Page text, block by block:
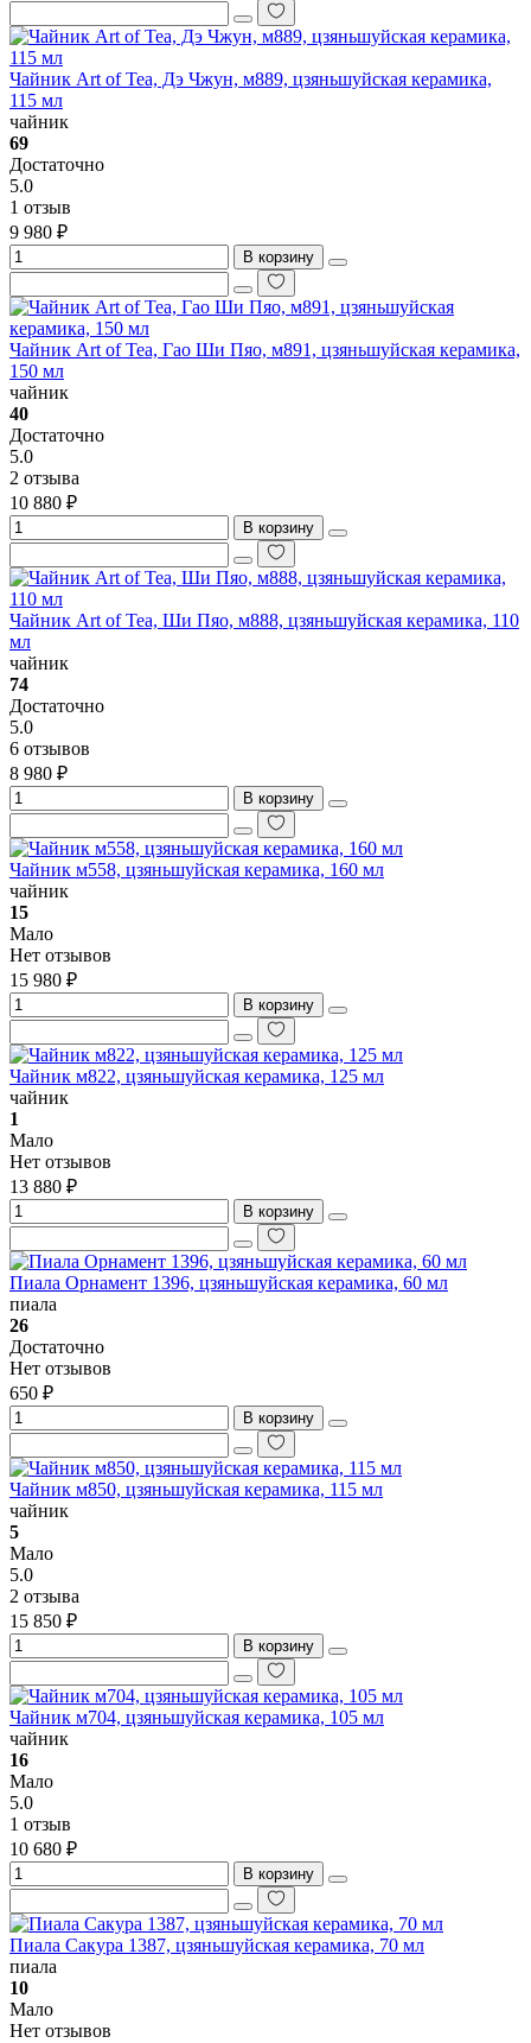
Чайник Art of Tea, Дэ Чжун, м889, цзяньшуйская керамика,
115 мл
чайник
69
Достаточно
5.0
1 отзыв
9 980 ₽
В корзину
Чайник Art of Tea, Гао Ши Пяо, м891, цзяньшуйская керамика,
150 мл
чайник
40
Достаточно
5.0
2 отзыва
10 880 ₽
В корзину
Чайник Art of Tea, Ши Пяо, м888, цзяньшуйская керамика, 110
мл
чайник
74
Достаточно
5.0
6 отзывов
8 980 ₽
В корзину
Чайник м558, цзяньшуйская керамика, 160 мл
чайник
15
Мало
Нет отзывов
15 980 ₽
В корзину
Чайник м822, цзяньшуйская керамика, 125 мл
чайник
1
Мало
Нет отзывов
13 880 ₽
В корзину
Пиала Орнамент 1396, цзяньшуйская керамика, 60 мл
пиала
26
Достаточно
Нет отзывов
650 ₽
В корзину
Чайник м850, цзяньшуйская керамика, 115 мл
чайник
5
Мало
5.0
2 отзыва
15 850 ₽
В корзину
Чайник м704, цзяньшуйская керамика, 105 мл
чайник
16
Мало
5.0
1 отзыв
10 680 ₽
В корзину
Пиала Сакура 1387, цзяньшуйская керамика, 70 мл
пиала
10
Мало
Нет отзывов